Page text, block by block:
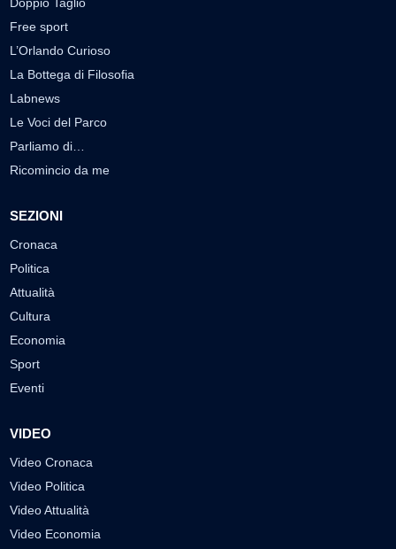
Doppio Taglio
Free sport
L’Orlando Curioso
La Bottega di Filosofia
Labnews
Le Voci del Parco
Parliamo di…
Ricomincio da me
SEZIONI
Cronaca
Politica
Attualità
Cultura
Economia
Sport
Eventi
VIDEO
Video Cronaca
Video Politica
Video Attualità
Video Economia